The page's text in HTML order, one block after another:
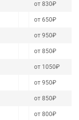
от 830₽
от 650₽
от 950₽
от 850₽
от 1050₽
от 950₽
от 850₽
от 800₽